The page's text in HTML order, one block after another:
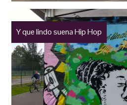
Y que lindo suena Hip Hop